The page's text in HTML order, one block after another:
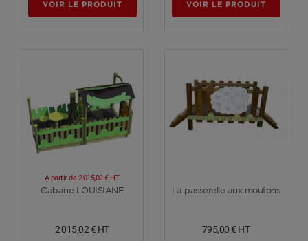
VOIR LE PRODUIT VOIR LE PRODUIT
Voir plus
Cabane LOUISIANE
A partir de2 015,02 € HT
2 015,02 € HT
Voir plus
La passerelle aux moutons
795,00 € HT